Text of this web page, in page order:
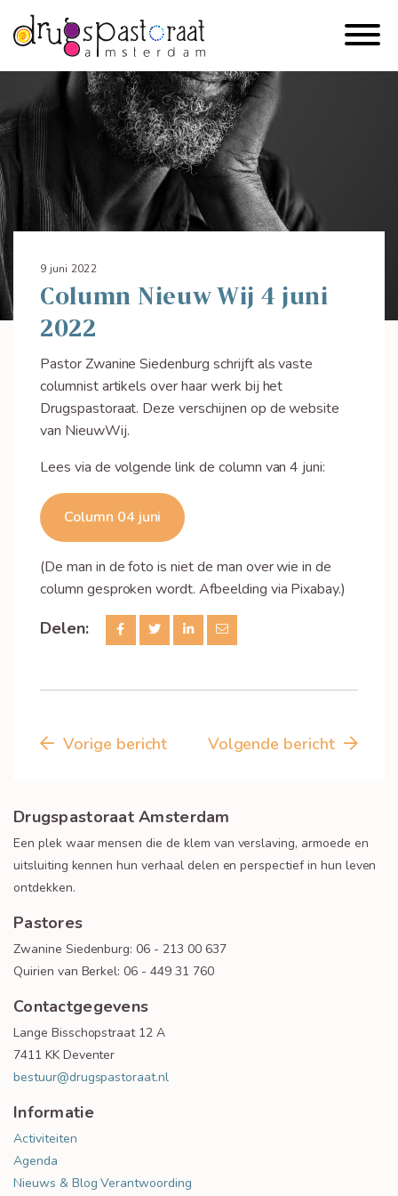
9 juni 2022
Column Nieuw Wij 4 juni
2022
Pastor Zwanine Siedenburg schrijft als vaste
columnist artikels over haar werk bij het
Drugspastoraat. Deze verschijnen op de website
van NieuwWij.
Lees via de volgende link de column van 4 juni:
Column 04 juni
(De man in de foto is niet de man over wie in de
column gesproken wordt. Afbeelding via Pixabay.)
Delen:
Vorige bericht Volgende bericht
Drugspastoraat Amsterdam
Een plek waar mensen die de klem van verslaving, armoede en
uitsluiting kennen hun verhaal delen en perspectief in hun leven
ontdekken.
Pastores
Zwanine Siedenburg: 06 - 213 00 637
Quirien van Berkel: 06 - 449 31 760
Contactgegevens
Lange Bisschopstraat 12 A
7411 KK Deventer
bestuur@drugspastoraat.nl
Informatie
Activiteiten
Agenda
Nieuws & Blog Verantwoording